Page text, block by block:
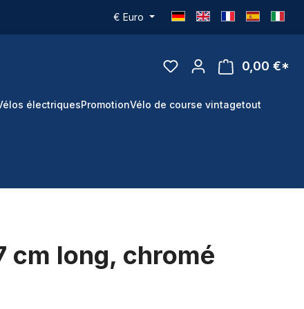
€ Euro
0,00 €*
électriquesPromotionVélo de course vintagetout
cm long, chromé